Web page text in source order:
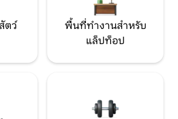
ตว์
พื้นที่ทำงานสำหรับ
แล็ปท็อป